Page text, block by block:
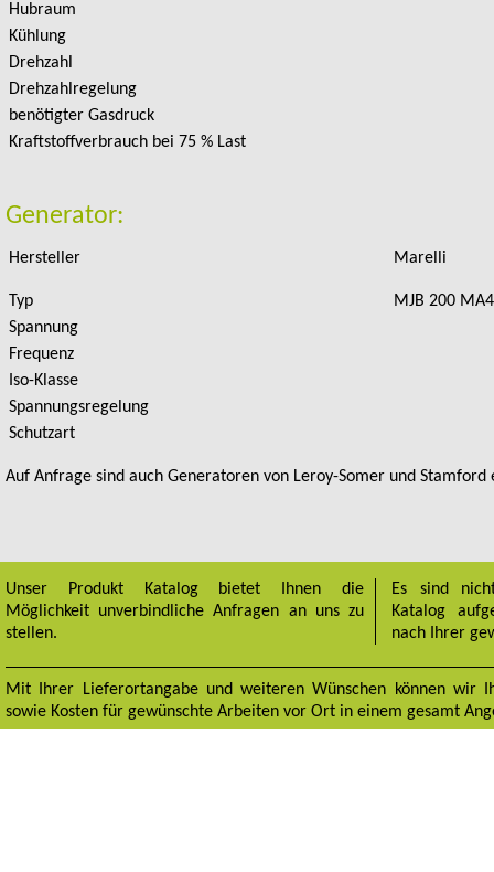
Hubraum
Kühlung
Drehzahl
Drehzahlregelung
benötigter Gasdruck
Kraftstoffverbrauch bei 75 % Last
Generator:
Hersteller Marelli
Typ
MJB 200 MA4
Spannung
Frequenz
Iso-Klasse
Spannungsregelung
Schutzart
Auf Anfrage sind auch Generatoren von Leroy-Somer und
Unser Produkt Katalog bietet Ihnen die
Möglichkeit unverbindliche Anfragen an uns zu
stellen.
Es sind
Katalog
nach Ihrer
Mit Ihrer Lieferortangabe und weiteren Wünschen können wir
sowie Kosten für gewünschte Arbeiten vor Ort in einem gesamt